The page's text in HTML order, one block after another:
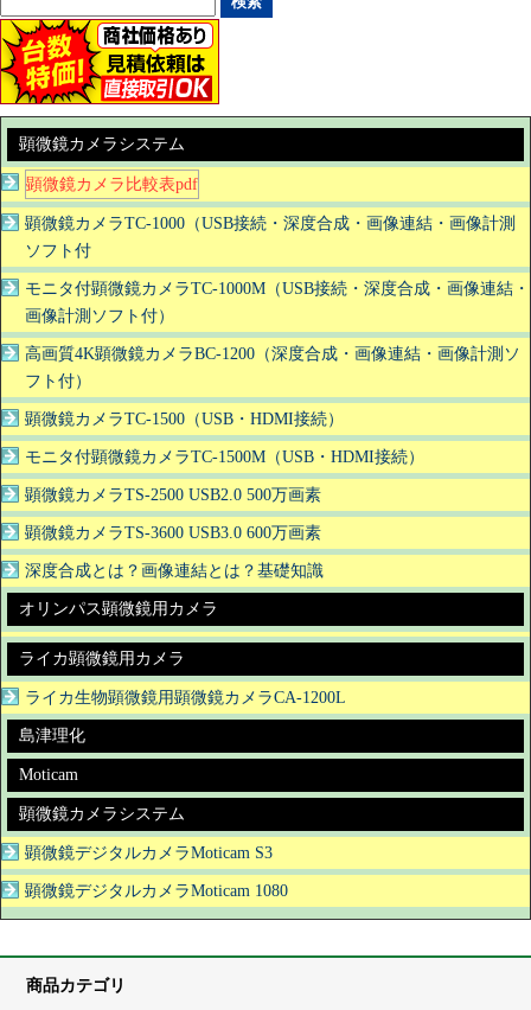
顕微鏡カメラシステム
顕微鏡カメラ比較表pdf
顕微鏡カメラTC-1000（USB接続・深度合成・画像連結・画像計測
ソフト付
モニタ付顕微鏡カメラTC-1000M（USB接続・深度合成・画像連結・
画像計測ソフト付）
高画質4K顕微鏡カメラBC-1200（深度合成・画像連結・画像計測ソ
フト付）
顕微鏡カメラTC-1500（USB・HDMI接続）
モニタ付顕微鏡カメラTC-1500M（USB・HDMI接続）
顕微鏡カメラTS-2500 USB2.0 500万画素
顕微鏡カメラTS-3600 USB3.0 600万画素
深度合成とは？画像連結とは？基礎知識
オリンパス顕微鏡用カメラ
ライカ顕微鏡用カメラ
ライカ生物顕微鏡用顕微鏡カメラCA-1200L
島津理化
Moticam
顕微鏡カメラシステム
顕微鏡デジタルカメラMoticam S3
顕微鏡デジタルカメラMoticam 1080
商品カテゴリ